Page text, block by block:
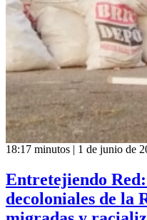
18:17 minutos | 1 de junio de
Entretejiendo
decoloniales de la